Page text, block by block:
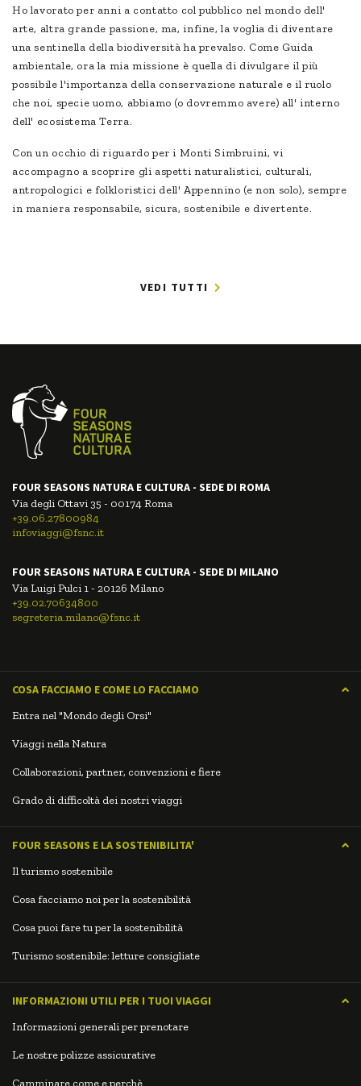
Ho lavorato per anni a contatto col pubblico nel mondo dell'
arte, altra grande passione, ma, infine, la voglia di diventare
una sentinella della biodiversità ha prevalso. Come Guida
ambientale, ora la mia missione è quella di divulgare il più
possibile l'importanza della conservazione naturale e il ruolo
che noi, specie uomo, abbiamo (o dovremmo avere) all' interno
dell' ecosistema Terra.
Con un occhio di riguardo per i Monti Simbruini, vi
accompagno a scoprire gli aspetti naturalistici, culturali,
antropologici e folkloristici dell' Appennino (e non solo), sempre
in maniera responsabile, sicura, sostenibile e divertente.
VEDI TUTTI
FOUR SEASONS NATURA E CULTURA - SEDE DI ROMA
Via degli Ottavi 35 - 00174 Roma
+39.06.27800984
infoviaggi@fsnc.it
FOUR SEASONS NATURA E CULTURA - SEDE DI MILANO
Via Luigi Pulci 1 - 20126 Milano
+39.02.70634800
segreteria.milano@fsnc.it
COSA FACCIAMO E COME LO FACCIAMO
Entra nel "Mondo degli Orsi"
Viaggi nella Natura
Collaborazioni, partner, convenzioni e fiere
Grado di difficoltà dei nostri viaggi
FOUR SEASONS E LA SOSTENIBILITA'
Il turismo sostenibile
Cosa facciamo noi per la sostenibilità
Cosa puoi fare tu per la sostenibilità
Turismo sostenibile: letture consigliate
INFORMAZIONI UTILI PER I TUOI VIAGGI
Informazioni generali per prenotare
Le nostre polizze assicurative
Camminare come e perchè